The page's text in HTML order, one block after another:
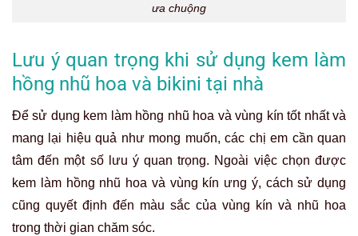
ưa chuộng
Lưu ý quan trọng khi sử dụng kem làm
hồng nhũ hoa và bikini tại nhà
Để sử dụng kem làm hồng nhũ hoa và vùng kín tốt nhất và
mang lại hiệu quả như mong muốn, các chị em cần quan
tâm đến một số lưu ý quan trọng. Ngoài việc chọn được
kem làm hồng nhũ hoa và vùng kín ưng ý, cách sử dụng
cũng quyết định đến màu sắc của vùng kín và nhũ hoa
trong thời gian chăm sóc.